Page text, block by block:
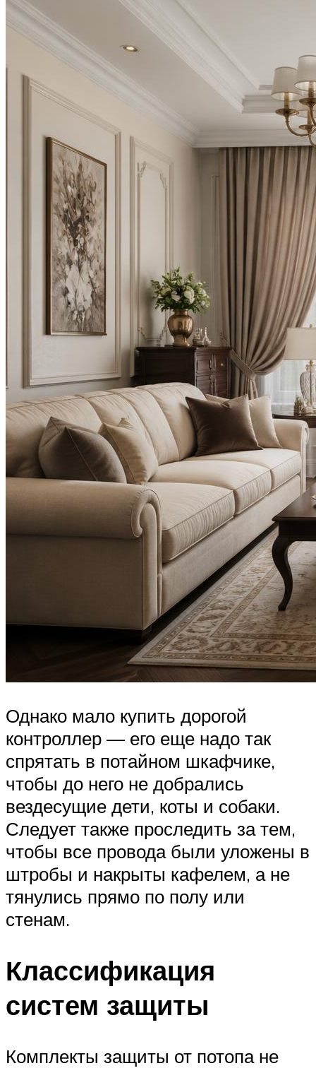
Однако мало купить дорогой
контроллер — его еще надо так
спрятать в потайном шкафчике,
чтобы до него не добрались
вездесущие дети, коты и собаки.
Следует также проследить за тем,
чтобы все провода были уложены в
штробы и накрыты кафелем, а не
тянулись прямо по полу или
стенам.
Классификация
систем защиты
Комплекты защиты от потопа не